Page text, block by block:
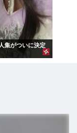
集がついに決定